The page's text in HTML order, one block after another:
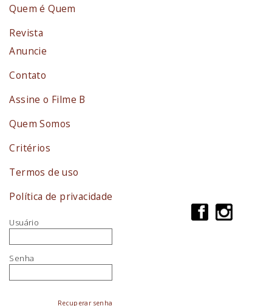
Quem é Quem
Revista
Anuncie
Contato
Assine o Filme B
Quem Somos
Critérios
Termos de uso
Política de privacidade
Usuário
Senha
Recuperar senha